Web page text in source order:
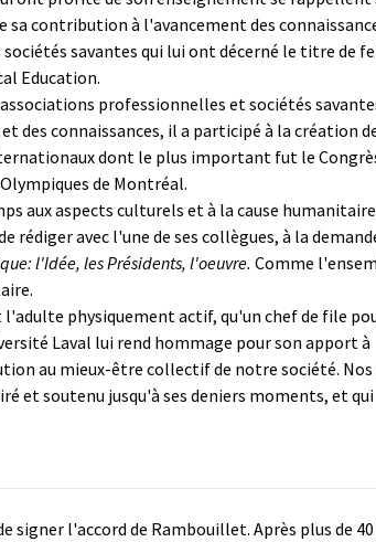
contribution à l'avancement des
savantes qui lui ont décerné le titre de
Education.
professionnelles et sociétés
connaissances, il a participé à la création
dont le plus important fut le
de Montréal.
aux aspects culturels et à la cause
avec l'une de ses collègues, à la
l'Idée, les Présidents, l'oeuvre. Comme
l'adulte physiquement actif, qu'un chef de file
Laval lui rend hommage pour son apport à
au mieux-être collectif de notre société. Nos
et soutenu jusqu'à ses deniers moments, et qui
signer l'accord de Rambouillet. Après plus de